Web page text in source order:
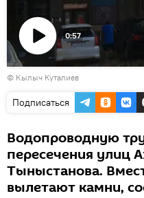
Воспроизвести
видео
0:57
© Кылыч Куталиев
Подписаться
Водопроводную
пересечения улиц
Тыныстанова.
вылетают камни,